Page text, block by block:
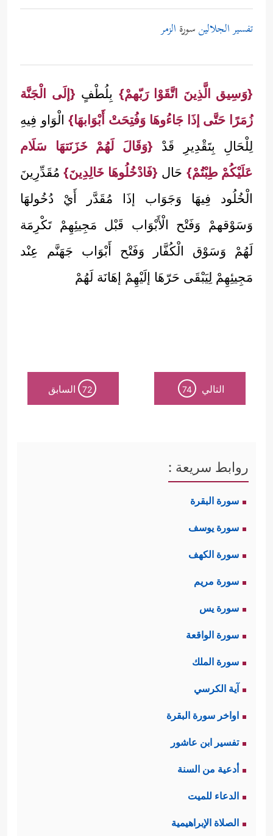
تفسير الجلالينسورة الزمر
{وَسِيق الَّذِينَ اتَّقَوْا رَبّهمْ} بِلُطْفٍ {إلَى الْجَنَّة
زُمَرًا حَتَّى إذَا جَاءُوهَا وَفُتِحَتْ أَبْوَابهَا}الْوَاو فِيهِ
لِلْحَالِ بِتَقْدِيرِ قَدْ {وَقَالَ لَهُمْ خَزَنَتهَا سَلَام
عَلَيْكُمْ طِبْتُمْ} حَال {فَادْخُلُوهَا خَالِدِينَ}مُقَدِّرِينَ
الْخُلُود فِيهَا وَجَوَاب إذَا مُقَدَّر أَيْ دُخُولهَا
وَسَوْقهمْ وَفَتْح الْأَبْوَاب قَبْل مَجِيئِهِمْ تَكْرِمَة
لَهُمْ وَسَوْق الْكُفَّار وَفَتْح أَبْوَاب جَهَنَّم عِنْد
مَجِيئِهِمْ لِيَبْقَى حَرّهَا إلَيْهِمْ إهَانَة لَهُمْ
التالي 74
72 السابق
روابط سريعة :
سورة البقرة
سورة يوسف
سورة الكهف
سورة مريم
سورة يس
سورة الواقعة
سورة الملك
آية الكرسي
اواخر سورة البقرة
تفسير ابن عاشور
أدعية من السنة
الدعاء للميت
الصلاة الإبراهيمية